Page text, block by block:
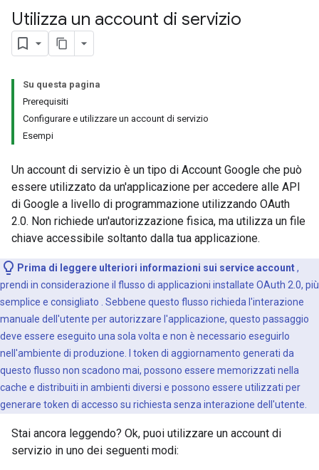
Utilizza un account di servizio
Su questa pagina
Prerequisiti
Configurare e utilizzare un account di servizio
Esempi
Un account di servizio è un tipo di Account Google che può
essere utilizzato da un'applicazione per accedere alle API
di Google a livello di programmazione utilizzando OAuth
2.0. Non richiede un'autorizzazione fisica, ma utilizza un file
chiave accessibile soltanto dalla tua applicazione.
Prima di leggere ulteriori informazioni sui service account,
prendi in considerazione il flusso di applicazioni installate OAuth 2.0, più
semplice e consigliato
. Sebbene questo flusso richieda l'interazione
manuale dell'utente per autorizzare l'applicazione, questo passaggio
deve essere eseguito una sola volta e non è necessario eseguirlo
nell'ambiente di produzione. I token di aggiornamento generati da
questo flusso non scadono mai, possono essere memorizzati nella
cache e distribuiti in ambienti diversi e possono essere utilizzati per
generare token di accesso su richiesta senza interazione dell'utente.
Stai ancora leggendo? Ok, puoi utilizzare un account di
servizio in uno dei seguenti modi: